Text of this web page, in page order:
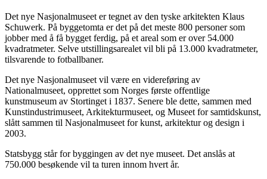
Det nye Nasjonalmuseet er tegnet av den tyske arkitekten Klaus
Schuwerk. På byggetomta er det på det meste 800 personer som
jobber med å få bygget ferdig, på et areal som er over 54.000
kvadratmeter. Selve utstillingsarealet vil bli på 13.000 kvadratmeter,
tilsvarende to fotballbaner.
Det nye Nasjonalmuseet vil være en videreføring av
Nationalmuseet, opprettet som Norges første offentlige
kunstmuseum av Stortinget i 1837. Senere ble dette, sammen med
Kunstindustrimuseet, Arkitekturmuseet, og Museet for samtidskunst,
slått sammen til Nasjonalmuseet for kunst, arkitektur og design i
2003.
Statsbygg står for byggingen av det nye museet. Det anslås at
750.000 besøkende vil ta turen innom hvert år.